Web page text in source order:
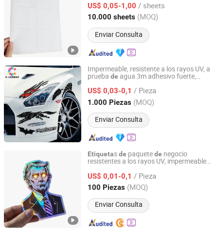
US$ 0,05-1,00 / sheets
10.000 sheets (MOQ)
Enviar Consulta
Desde 2020
Impermeable, resistente a los rayos UV, a
prueba de agua 3m adhesivo fuerte,
seda personalizada, corte troquelado,
bumper, estático, ventana,
vinilodePVC para automóvil
US$ 0,03-0,1 / Pieza
1.000 Piezas (MOQ)
Enviar Consulta
Hunan Colorway Technology Co., Ltd.
Hunan, China Desde 2018
Etiquetasde paquetede negocio
resistentes a los rayos UV, impermeables,
troqueladas, logotipode
personalizadas
US$ 0,01-0,1 / Pieza
100 Piezas (MOQ)
Enviar Consulta
Yiwu Norton Craft Product Co., Ltd.
Zhejiang, China Desde 2023